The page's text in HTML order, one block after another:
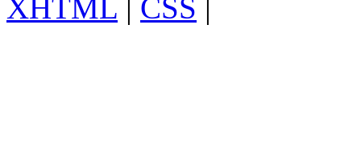
XHTML | CSS |